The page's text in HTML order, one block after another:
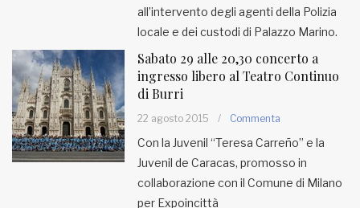
all’intervento degli agenti della Polizia
locale e dei custodi di Palazzo Marino.
Sabato 29 alle 20,30 concerto a
ingresso libero al Teatro Continuo
di Burri
22 agosto 2015 / Commenta
Con la Juvenil “Teresa Carreño” e la
Juvenil de Caracas, promosso in
collaborazione con il Comune di Milano
per Expoincittà